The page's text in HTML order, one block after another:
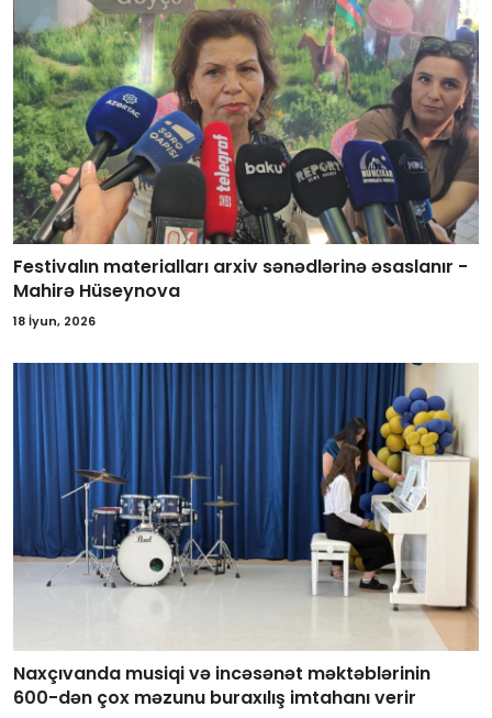
Festivalın materialları arxiv sənədlərinə əsaslanır -
Mahirə Hüseynova
18 İyun, 2026
Naxçıvanda musiqi və incəsənət məktəblərinin
600-dən çox məzunu buraxılış imtahanı verir